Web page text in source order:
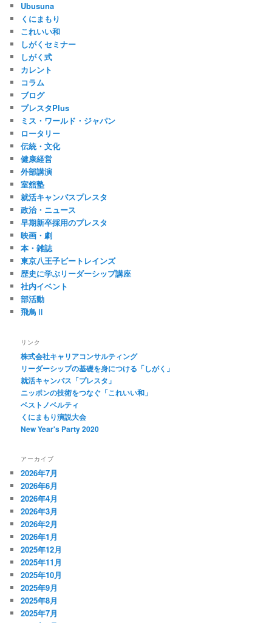
Ubusuna
くにまもり
これいい和
しがくセミナー
しがく式
カレント
コラム
ブログ
プレスタPlus
ミス・ワールド・ジャパン
ロータリー
伝統・文化
健康経営
外部講演
室舘塾
就活キャンパスプレスタ
政治・ニュース
早期新卒採用のプレスタ
映画・劇
本・雑誌
東京八王子ビートレインズ
歴史に学ぶリーダーシップ講座
社内イベント
部活動
飛鳥Ⅱ
リンク
株式会社キャリアコンサルティング
リーダーシップの基礎を身につける「しがく」
就活キャンパス「プレスタ」
ニッポンの技術をつなぐ「これいい和」
ベストノベルティ
くにまもり演説大会
New Year's Party 2020
アーカイブ
2026年7月
2026年6月
2026年4月
2026年3月
2026年2月
2026年1月
2025年12月
2025年11月
2025年10月
2025年9月
2025年8月
2025年7月